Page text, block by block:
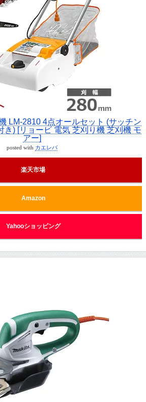
LM-2810 4点オールセット (サッチン
き) [リョービ 電気 芝刈り機 芝刈機 モ
アー]
posted with カエレバ
楽天市場
Amazon
Yahooショッピング